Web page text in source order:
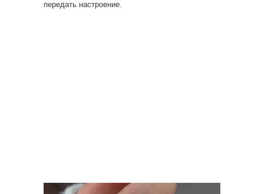
передать настроение.